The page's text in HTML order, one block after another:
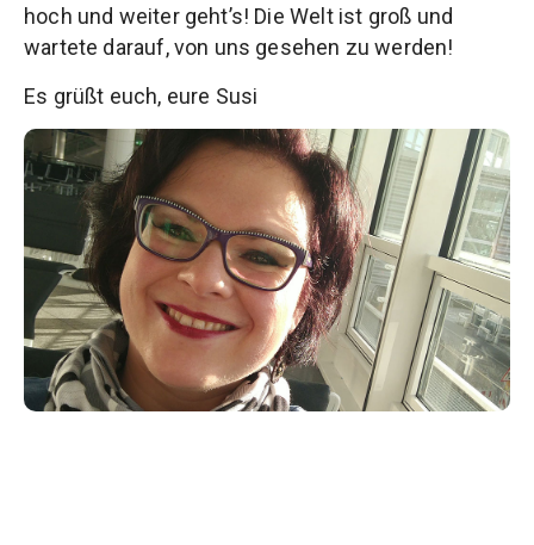
hoch und weiter geht’s! Die Welt ist groß und
wartete darauf, von uns gesehen zu werden!
Es grüßt euch, eure Susi